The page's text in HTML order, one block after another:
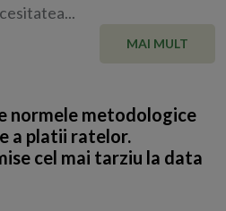
MAI MULT
normele metodologice
a platii ratelor.
cel mai tarziu la data